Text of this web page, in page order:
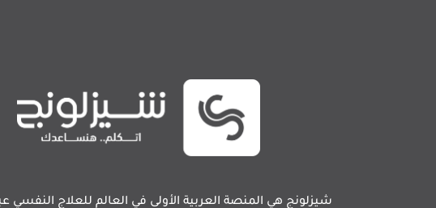
شيزلونج هي المنصة العربية الأولى في العالم للعلاج النفسي